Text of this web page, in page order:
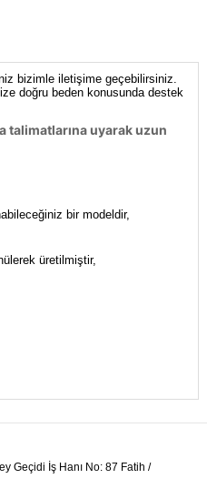
bizimle iletişime geçebilirsiniz.
doğru beden konusunda destek
talimatlarına uyarak uzun
bir modeldir,
üretilmiştir,
Geçidi İş Hanı No: 87 Fatih /